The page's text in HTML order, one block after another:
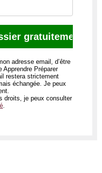
adresse email, d’être
Apprendre Préparer
restera strictement
échangée. Je peux
droits, je peux consulter